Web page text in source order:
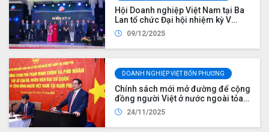
Hội Doanh nghiệp Việt Nam tại Ba
Lan tổ chức Đại hội nhiệm kỳ V
(2026–2028)
09/12/2025
DOANH NGHIỆP VIỆT BỐN PHƯƠNG
Chính sách mới mở đường để cộng
đồng người Việt ở nước ngoài tỏa
sáng24/11/2025